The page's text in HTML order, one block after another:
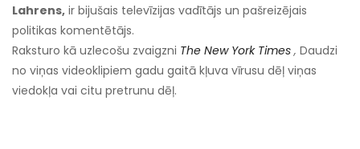
Lahrens, ir bijušais televīzijas vadītājs un pašreizējais
politikas komentētājs.
Raksturo kā uzlecošu zvaigzni The New York Times, Daudzi
no viņas videoklipiem gadu gaitā kļuva vīrusu dēļ viņas
viedokļa vai citu pretrunu dēļ.